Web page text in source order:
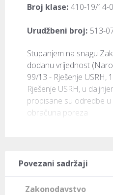
Broj klase: 410-19/14-
Urudžbeni broj: 513-
​Stupanjem na snagu
dodanu vrijednost
99/13 - Rješenje USRH,
Rješenje USRH, u
propisane su odredbe
obračuna poreza
Povezani sadržaji
Zakonodavstvo